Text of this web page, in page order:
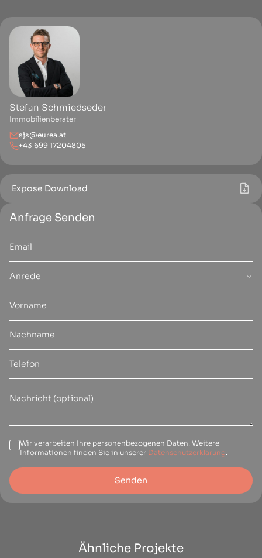
Stefan Schmiedseder
Immobilienberater
sjs@eurea.at
+43 699 17204805
Expose Download
Anfrage Senden
Anrede
Wir verarbeiten Ihre personenbezogenen Daten. Weitere
Informationen finden Sie in unserer Datenschutzerklärung.
Senden
Ähnliche Projekte